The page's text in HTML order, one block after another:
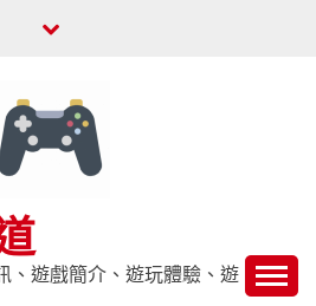
、遊戲簡介、遊玩體驗、遊